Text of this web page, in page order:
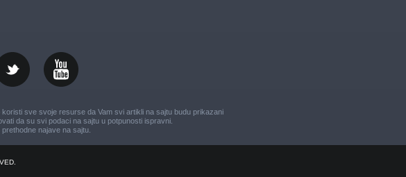
sve svoje resurse da Vam svi artikli na sajtu budu prikazani
da su svi podaci na sajtu u potpunosti ispravni.
najave na sajtu.